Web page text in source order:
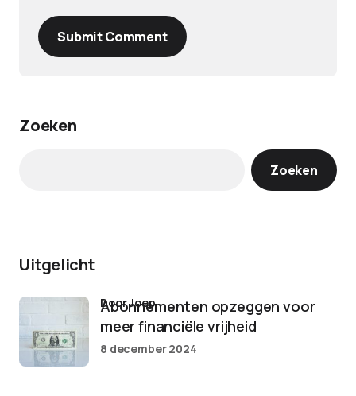
Submit Comment
Zoeken
Zoeken
Uitgelicht
Abonnementen opzeggen voor
meer financiële vrijheid
door Joep
8 december 2024